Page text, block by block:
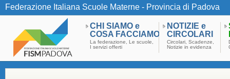
Federazione Italiana Scuole Materne - Provincia di Padova
CHI SIAMO e
COSA FACCIAMO
La federazione, Le scuole,
I servizi offerti
NOTIZIE e
CIRCOLARI
Circolari, Scadenze,
Notizie in evidenza